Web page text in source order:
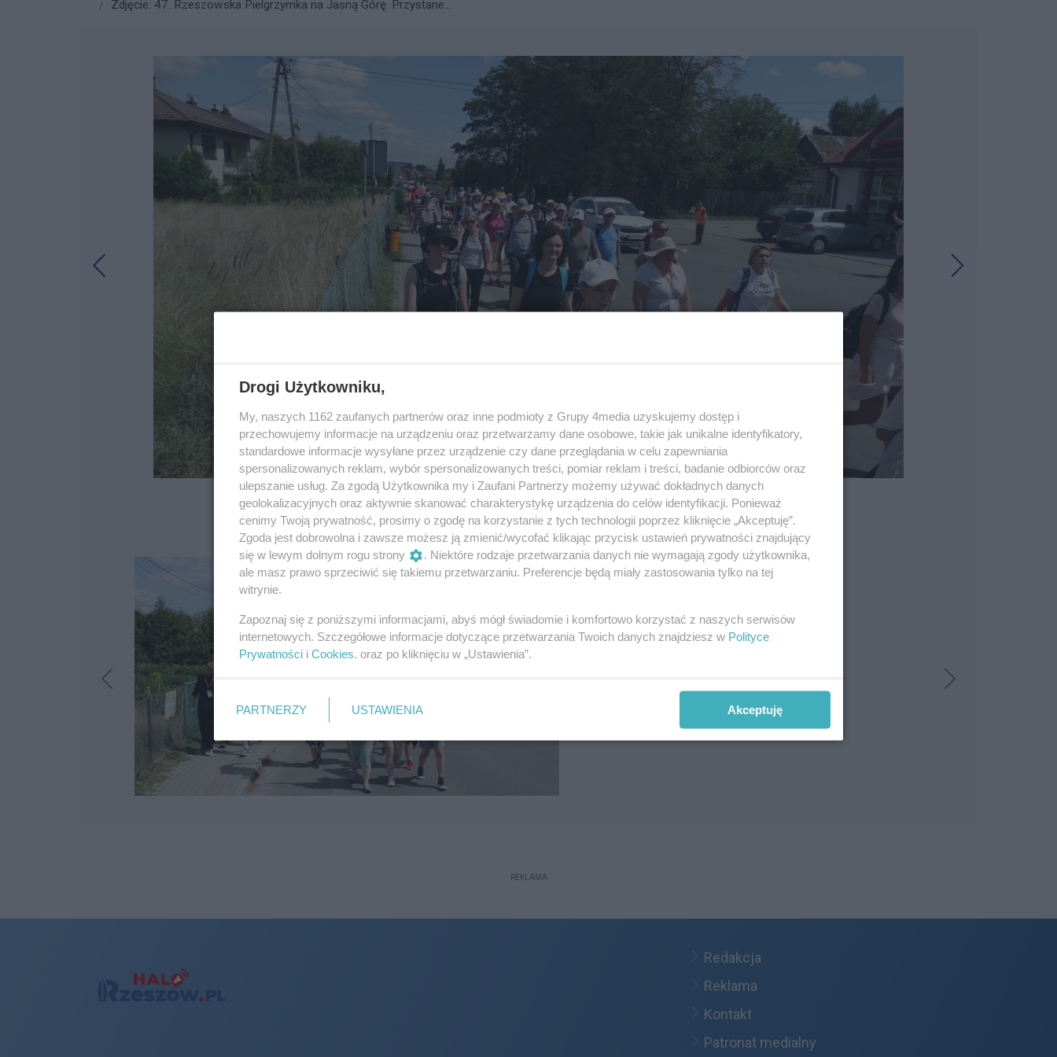
Zdjęcie: 47. Rzeszowska Pielgrzymka na Jasną Górę. Przystane...
61 / 125
REKLAMA
Redakcja
Reklama
Kontakt
Patronat medialny
Drogi Użytkowniku,
My, naszych 1162 zaufanych partnerów oraz inne podmioty z Grupy 4media uzyskujemy dostęp i
przechowujemy informacje na urządzeniu oraz przetwarzamy dane osobowe, takie jak unikalne identyfikatory,
standardowe informacje wysyłane przez urządzenie czy dane przeglądania w celu zapewniania
spersonalizowanych reklam, wybór spersonalizowanych treści, pomiar reklam i treści, badanie odbiorców oraz
ulepszanie usług. Za zgodą Użytkownika my i Zaufani Partnerzy możemy używać dokładnych danych
geolokalizacyjnych oraz aktywnie skanować charakterystykę urządzenia do celów identyfikacji. Ponieważ
cenimy Twoją prywatność, prosimy o zgodę na korzystanie z tych technologii poprzez kliknięcie „Akceptuję”.
Zgoda jest dobrowolna i zawsze możesz ją zmienić/wycofać klikając przycisk ustawień prywatności znajdujący
się w lewym dolnym rogu strony
. Niektóre rodzaje przetwarzania danych nie wymagają zgody użytkownika,
ale masz prawo sprzeciwić się takiemu przetwarzaniu. Preferencje będą miały zastosowania tylko na tej
witrynie.
Zapoznaj się z poniższymi informacjami, abyś mógł świadomie i komfortowo korzystać z naszych serwisów
internetowych. Szczegółowe informacje dotyczące przetwarzania Twoich danych znajdziesz w Polityce
Prywatności i Cookies. oraz po kliknięciu w „Ustawienia”.
PARTNERZY USTAWIENIA Akceptuję